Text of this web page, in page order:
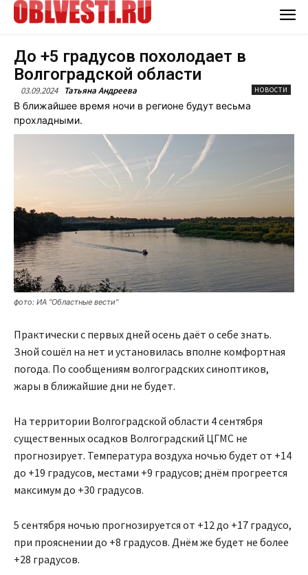
До +5 градусов похолодает в
Волгоградской области
03.09.2024 Татьяна Андреева НОВОСТИ
В ближайшее время ночи в регионе будут весьма
прохладными.
фото: ИА "Областные вести"
Практически с первых дней осень даёт о себе знать.
Зной сошёл на нет и установилась вполне комфортная
погода. По сообщениям волгоградских синоптиков,
жары в ближайшие дни не будет.
На территории Волгоградской области 4 сентября
существенных осадков Волгоградский ЦГМС не
прогнозирует. Температура воздуха ночью будет от +14
до +19 градусов, местами +9 градусов; днём прогреется
максимум до +30 градусов.
5 сентября ночью прогнозируется от +12 до +17 градусо,
при прояснении до +8 градусов. Днём же будет не более
+28 градусов.